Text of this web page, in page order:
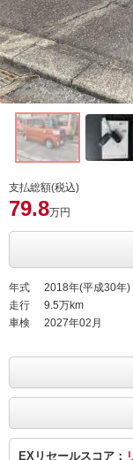
支払総額(税込)
79.8万円
年式
2018年(平成30年)
走行
9.5万km
車検
2027年02月
EXリセールスコア：